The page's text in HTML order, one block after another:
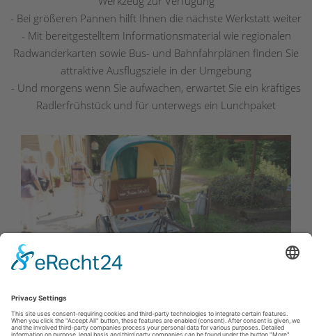
- Bei größeren Pannen hilft Ihnen die nächste Werkstatt weiter
- Mit bereitgestelltem Informationsmaterial wie regionalen
Radwanderkarten sowie Bus- und Bahnfahrplänen finden Sie
attraktive Ausflugsziele in der Umgebung
- Und morgens wenn Sie aufwachen, erwartet Sie ein kräftiges
Radlerfrühstück und für unterwegs ein Lunchpaket